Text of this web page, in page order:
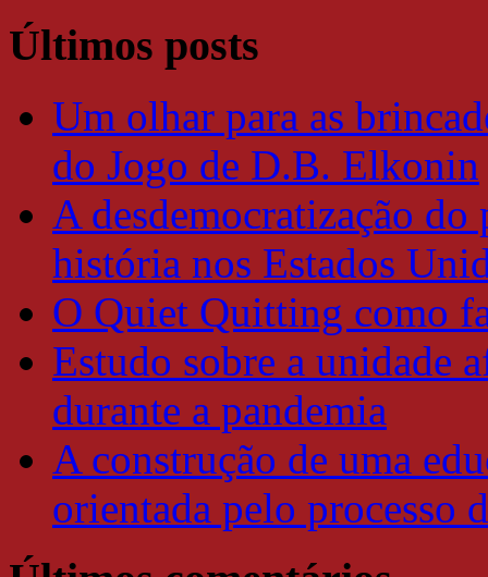
Últimos posts
Um olhar para as
do Jogo de D.B. Elkonin
A desdemocratização do
história nos Estados
O Quiet Quitting como
Estudo sobre a unidade
durante a pandemia
A construção de uma
orientada pelo processo